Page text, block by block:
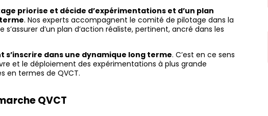
priorise et décide d’expérimentations et d’un plan
. Nos experts accompagnent le comité de pilotage dans la
d’un plan d’action réaliste, pertinent, ancré dans les
s’inscrire dans une dynamique long terme. C’est en ce sens
et le déploiement des expérimentations à plus grande
en termes de QVCT.
QVCT